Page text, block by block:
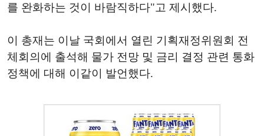
를 완화하는 것이 바람직하다"고 제시했다.
이 총재는 이날 국회에서 열린 기획재정위원회 전
체회의에 출석해 물가 전망 및 금리 결정 관련 통화
정책에 대해 이같이 발언했다.